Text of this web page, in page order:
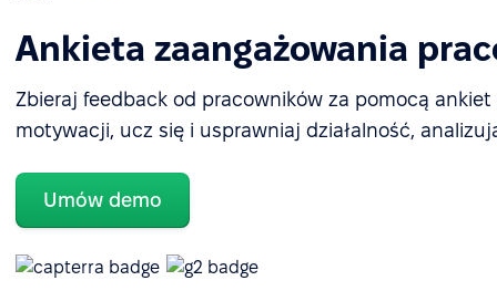
Ankieta zaangażowania
Zbieraj feedback od pracowników za pomocą
motywacji, ucz się i usprawniaj działalność,
Umów demo